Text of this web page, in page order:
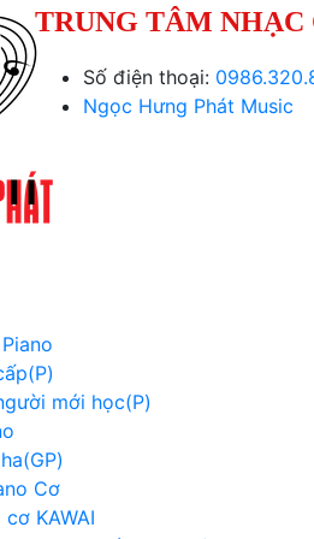
TRUNG TÂM NHẠC
Số điện thoại:
Ngọc Hưng Phát Music
mới học(P)
Cơ
cơ KAWAI